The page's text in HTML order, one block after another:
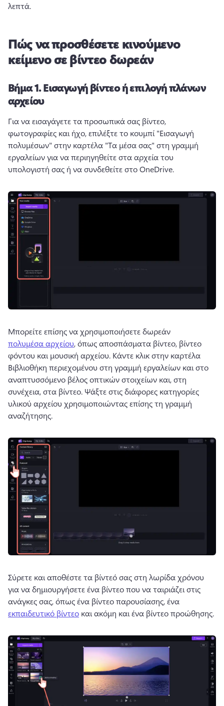
λεπτά.
Πώς να προσθέσετε κινούμενο
κείμενο σε βίντεο δωρεάν
Βήμα 1.Εισαγωγή βίντεο ή επιλογή πλάνων
αρχείου
Για να εισαγάγετε τα προσωπικά σας βίντεο,
φωτογραφίες και ήχο, επιλέξτε το κουμπί "Εισαγωγή
πολυμέσων" στην καρτέλα "Τα μέσα σας" στη γραμμή
εργαλείων για να περιηγηθείτε στα αρχεία του
υπολογιστή σας ή να συνδεθείτε στο OneDrive.
Μπορείτε επίσης να χρησιμοποιήσετε δωρεάν
πολυμέσα αρχείου, όπως αποσπάσματα βίντεο, βίντεο
φόντου και μουσική αρχείου. Κάντε κλικ στην καρτέλα
Βιβλιοθήκη περιεχομένου στη γραμμή εργαλείων και στο
αναπτυσσόμενο βέλος οπτικών στοιχείων και, στη
συνέχεια, στα βίντεο. Ψάξτε στις διάφορες κατηγορίες
υλικού αρχείου χρησιμοποιώντας επίσης τη γραμμή
αναζήτησης.
Σύρετε και αποθέστε τα βίντεό σας στη λωρίδα χρόνου
για να δημιουργήσετε ένα βίντεο που να ταιριάζει στις
ανάγκες σας, όπως ένα βίντεο παρουσίασης, ένα
εκπαιδευτικό βίντεο και ακόμη και ένα βίντεο προώθησης.